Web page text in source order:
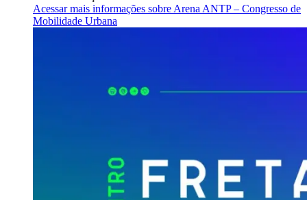
Acessar mais informações sobre Arena ANTP – Congresso de
Mobilidade Urbana